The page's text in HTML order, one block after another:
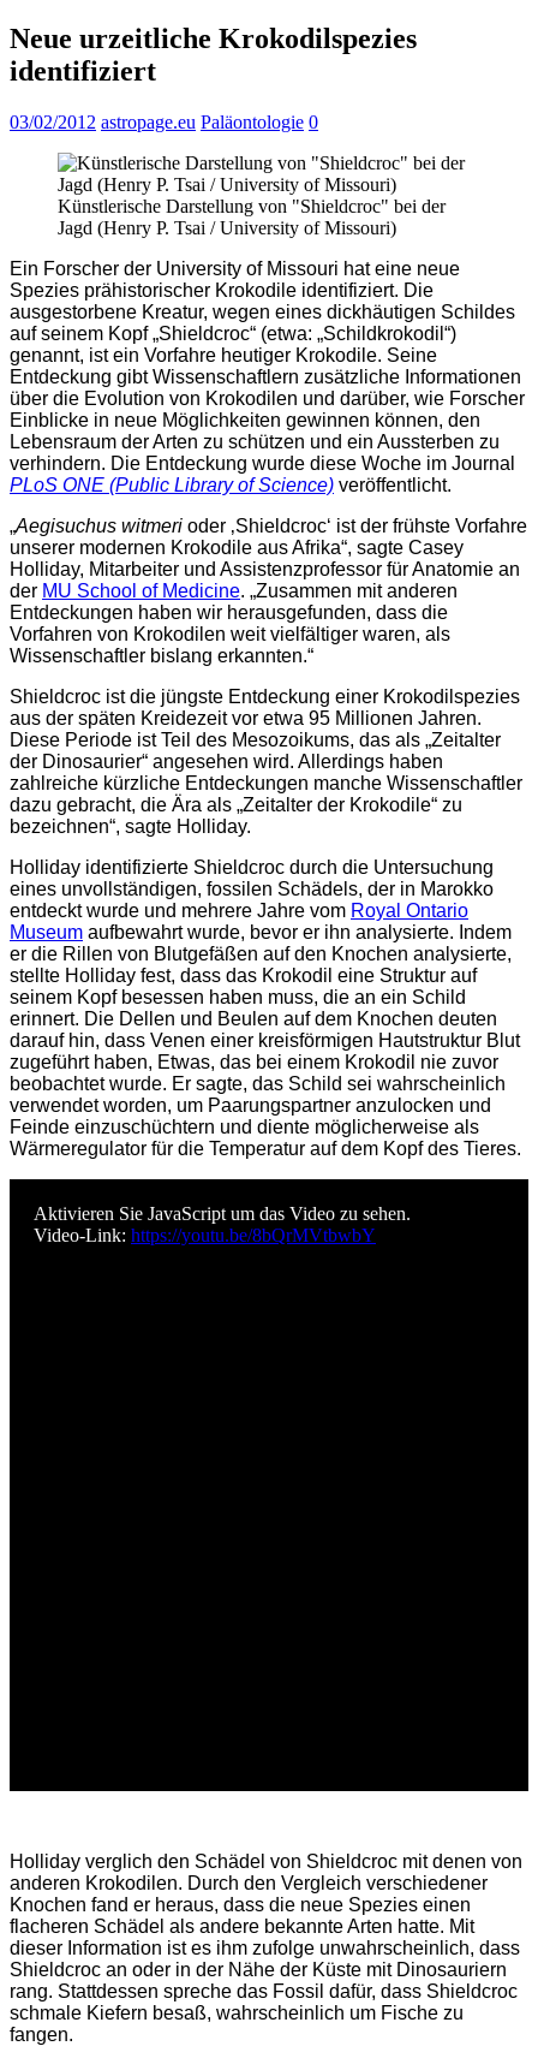
Neue urzeitliche Krokodilspezies
identifiziert
03/02/2012 astropage.eu Paläontologie 0
Künstlerische Darstellung von "Shieldcroc" bei der
Jagd (Henry P. Tsai / University of Missouri)
Ein Forscher der University of Missouri hat eine neue
Spezies prähistorischer Krokodile identifiziert. Die
ausgestorbene Kreatur, wegen eines dickhäutigen Schildes
auf seinem Kopf „Shieldcroc“ (etwa: „Schildkrokodil“)
genannt, ist ein Vorfahre heutiger Krokodile. Seine
Entdeckung gibt Wissenschaftlern zusätzliche Informationen
über die Evolution von Krokodilen und darüber, wie Forscher
Einblicke in neue Möglichkeiten gewinnen können, den
Lebensraum der Arten zu schützen und ein Aussterben zu
verhindern. Die Entdeckung wurde diese Woche im Journal
PLoS ONE (Public Library of Science) veröffentlicht.
„Aegisuchus witmeri oder ‚Shieldcroc‘ ist der frühste Vorfahre
unserer modernen Krokodile aus Afrika“, sagte Casey
Holliday, Mitarbeiter und Assistenzprofessor für Anatomie an
der MU School of Medicine. „Zusammen mit anderen
Entdeckungen haben wir herausgefunden, dass die
Vorfahren von Krokodilen weit vielfältiger waren, als
Wissenschaftler bislang erkannten.“
Shieldcroc ist die jüngste Entdeckung einer Krokodilspezies
aus der späten Kreidezeit vor etwa 95 Millionen Jahren.
Diese Periode ist Teil des Mesozoikums, das als „Zeitalter
der Dinosaurier“ angesehen wird. Allerdings haben
zahlreiche kürzliche Entdeckungen manche Wissenschaftler
dazu gebracht, die Ära als „Zeitalter der Krokodile“ zu
bezeichnen“, sagte Holliday.
Holliday identifizierte Shieldcroc durch die Untersuchung
eines unvollständigen, fossilen Schädels, der in Marokko
entdeckt wurde und mehrere Jahre vom Royal Ontario
Museum aufbewahrt wurde, bevor er ihn analysierte. Indem
er die Rillen von Blutgefäßen auf den Knochen analysierte,
stellte Holliday fest, dass das Krokodil eine Struktur auf
seinem Kopf besessen haben muss, die an ein Schild
erinnert. Die Dellen und Beulen auf dem Knochen deuten
darauf hin, dass Venen einer kreisförmigen Hautstruktur Blut
zugeführt haben, Etwas, das bei einem Krokodil nie zuvor
beobachtet wurde. Er sagte, das Schild sei wahrscheinlich
verwendet worden, um Paarungspartner anzulocken und
Feinde einzuschüchtern und diente möglicherweise als
Wärmeregulator für die Temperatur auf dem Kopf des Tieres.
Aktivieren Sie JavaScript um das Video zu sehen.
Video-Link: https://youtu.be/8bQrMVtbwbY
Holliday verglich den Schädel von Shieldcroc mit denen von
anderen Krokodilen. Durch den Vergleich verschiedener
Knochen fand er heraus, dass die neue Spezies einen
flacheren Schädel als andere bekannte Arten hatte. Mit
dieser Information ist es ihm zufolge unwahrscheinlich, dass
Shieldcroc an oder in der Nähe der Küste mit Dinosauriern
rang. Stattdessen spreche das Fossil dafür, dass Shieldcroc
schmale Kiefern besaß, wahrscheinlich um Fische zu
fangen.